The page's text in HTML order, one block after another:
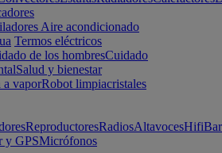
Aire acondicionado
Termos eléctricos
de los hombresCuidado
Salud y bienestar
a vaporRobot limpiacristales
ReproductoresRadiosAltavocesHifi
y GPSMicrófonos